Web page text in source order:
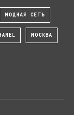
МОДНАЯ СЕТЬ
МОСКВА